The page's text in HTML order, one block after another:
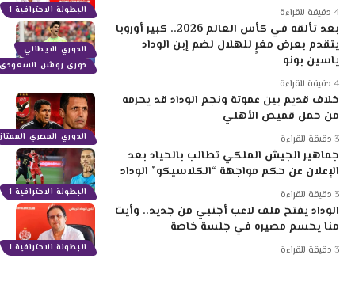
البطولة الاحترافية 1
الدوري الايطالي
دوري روشن السعودي
بعد تألقه في كأس العالم 2026.. كبير أوروبا
يتقدم بعرض مغرٍ للهلال لضم إبن الوداد
ياسين بونو
الدوري المصري الممتاز
خلاف قديم بين عموتة ونجم الوداد قد يحرمه
من حمل قميص الأهلي
البطولة الاحترافية 1
جماهير الجيش الملكي تطالب بالحياد بعد
الإعلان عن حكم مواجهة “الكلاسيكو” الوداد
البطولة الاحترافية 1
الوداد يفتح ملف لاعب أجنبي من جديد.. وأيت
منا يحسم مصيره في جلسة خاصة